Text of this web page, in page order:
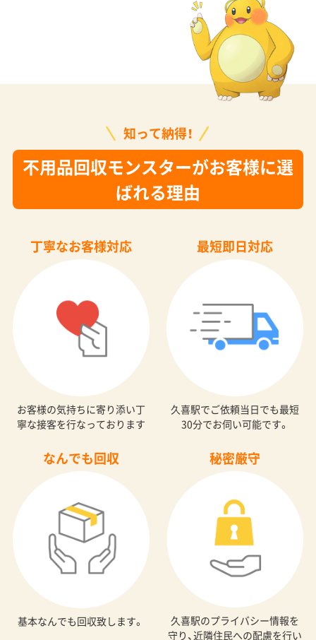
知って納得！
不用品回収モンスターがお客様に選
ばれる理由
丁寧なお客様対応
お客様の気持ちに寄り添い丁
寧な接客を行なっております
最短即日対応
久喜駅でご依頼当日でも最短
30分でお伺い可能です。
なんでも回収
基本なんでも回収致します。
秘密厳守
久喜駅のプライバシー情報を
守り、近隣住民への配慮を行い